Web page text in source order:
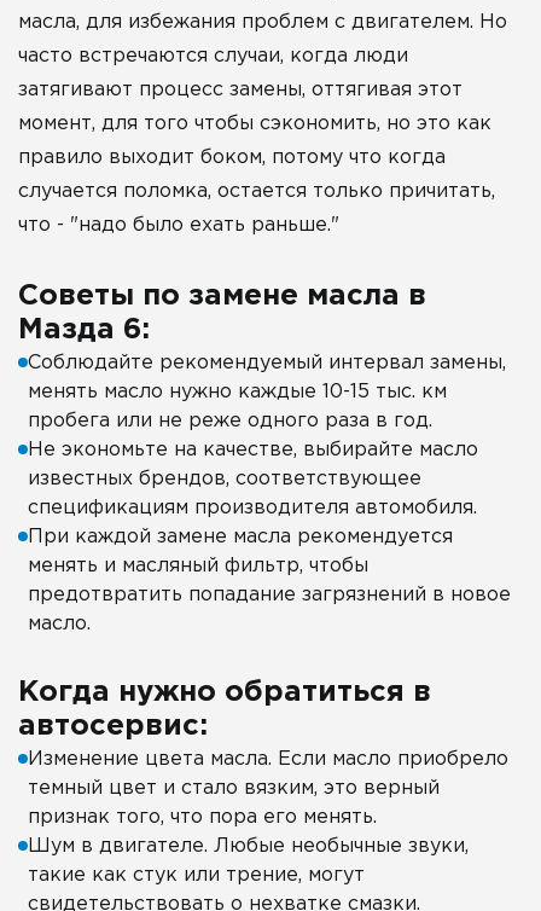
масла, для избежания проблем с двигателем. Но
часто встречаются случаи, когда люди
затягивают процесс замены, оттягивая этот
момент, для того чтобы сэкономить, но это как
правило выходит боком, потому что когда
случается поломка, остается только причитать,
что - "надо было ехать раньше."
Советы по замене масла в
Мазда 6:
Соблюдайте рекомендуемый интервал замены,
менять масло нужно каждые 10-15 тыс. км
пробега или не реже одного раза в год.
Не экономьте на качестве, выбирайте масло
известных брендов, соответствующее
спецификациям производителя автомобиля.
При каждой замене масла рекомендуется
менять и масляный фильтр, чтобы
предотвратить попадание загрязнений в новое
масло.
Когда нужно обратиться в
автосервис:
Изменение цвета масла. Если масло приобрело
темный цвет и стало вязким, это верный
признак того, что пора его менять.
Шум в двигателе. Любые необычные звуки,
такие как стук или трение, могут
свидетельствовать о нехватке смазки.